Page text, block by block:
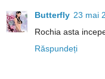
Butterfly 23 mai
Rochia asta
Răspundeți